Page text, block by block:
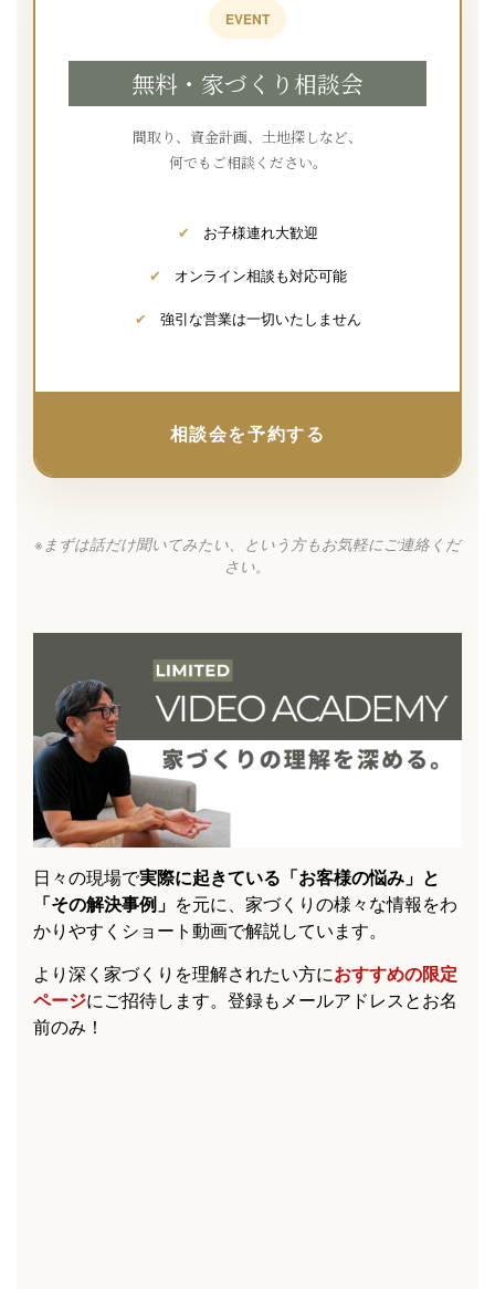
EVENT
無料・家づくり相談会
間取り、資金計画、土地探しなど、
何でもご相談ください。
✔ お子様連れ大歓迎
✔ オンライン相談も対応可能
✔ 強引な営業は一切いたしません
相談会を予約する
※まずは話だけ聞いてみたい、という方もお気軽にご連絡くだ
さい。
日々の現場で実際に起きている「お客様の悩み」と
「その解決事例」 を元に、家づくりの様々な情報をわ
かりやすくショート動画で解説しています。
より深く家づくりを理解されたい方におすすめの限定
ページにご招待します。登録もメールアドレスとお名
前のみ！